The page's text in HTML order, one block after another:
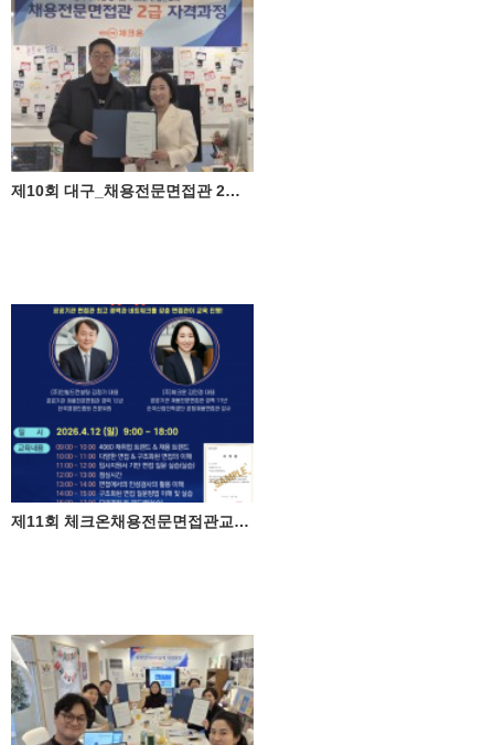
제10회 대구_채용전문면접관 2급 자격과정 성료 ♥
제11회 체크온채용전문면접관교육 민간자격과정